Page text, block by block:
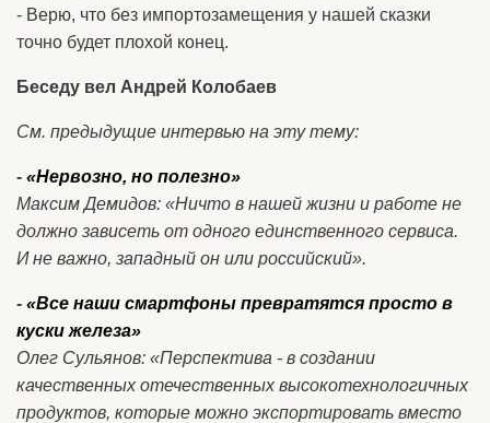
- Верю, что без импортозамещения у нашей сказки
точно будет плохой конец.
Беседу вел Андрей Колобаев
См. предыдущие интервью на эту тему:
- «Нервозно, но полезно»
Максим Демидов: «Ничто в нашей жизни и работе не
должно зависеть от одного единственного сервиса.
И не важно, западный он или российский».
- «Все наши смартфоны превратятся просто в
куски железа»
Олег Сульянов: «Перспектива - в создании
качественных отечественных высокотехнологичных
продуктов, которые можно экспортировать вместо